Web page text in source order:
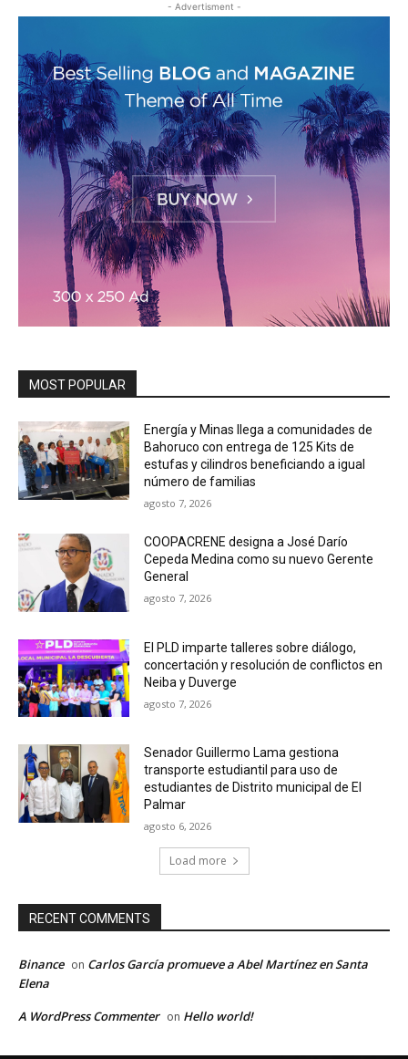
- Advertisment -
MOST POPULAR
Energía y Minas llega a comunidades de
Bahoruco con entrega de 125 Kits de
estufas y cilindros beneficiando a igual
número de familias
agosto 7, 2026
COOPACRENE designa a José Darío
Cepeda Medina como su nuevo Gerente
General
agosto 7, 2026
El PLD imparte talleres sobre diálogo,
concertación y resolución de conflictos en
Neiba y Duverge
agosto 7, 2026
Senador Guillermo Lama gestiona
transporte estudiantil para uso de
estudiantes de Distrito municipal de El
Palmar
agosto 6, 2026
Load more
RECENT COMMENTS
Binance on Carlos García promueve a Abel Martínez en Santa
Elena
A WordPress Commenter on Hello world!